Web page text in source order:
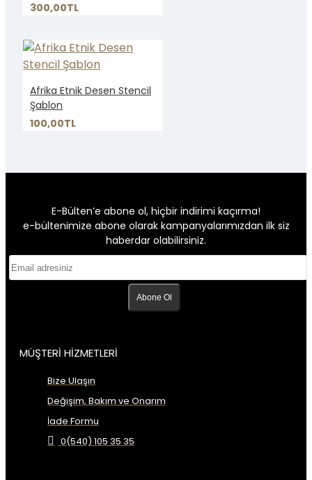
300,00TL
Afrika Etnik Desen Stencil
Şablon
100,00TL
E-Bülten’e abone ol, hiçbir indirimi kaçırma!
e-bültenimize abone olarak kampanyalarımızdan ilk siz
haberdar olabilirsiniz.
Abone Ol
MÜŞTERİ HİZMETLERİ
Bize Ulaşın
Değişim, Bakım ve Onarım
İade Formu
0(540) 105 35 35